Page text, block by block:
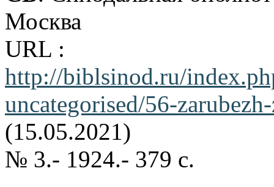
Москва
URL :
http://biblsinod.ru/
uncategorised/56-
(15.05.2021)
№ 3.- 1924.- 379 с.